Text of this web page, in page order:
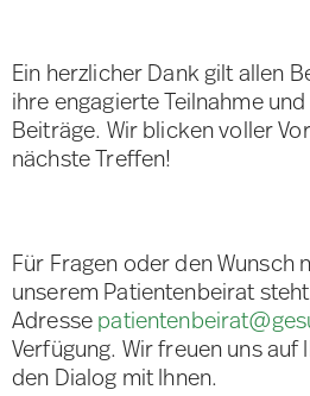
Ein herzlicher Dank gilt allen
ihre engagierte Teilnahme
Beiträge. Wir blicken voller
nächste Treffen!
Für Fragen oder den Wunsch
unserem Patientenbeirat
Adresse
Verfügung. Wir freuen uns auf
den Dialog mit Ihnen.